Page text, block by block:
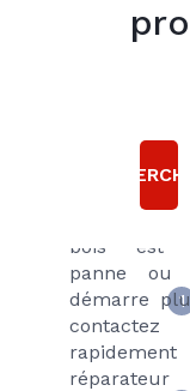
Vous
plus
sont
ou
bois est
panne ou
démarre
contactez
rapidement
réparateur
5
1